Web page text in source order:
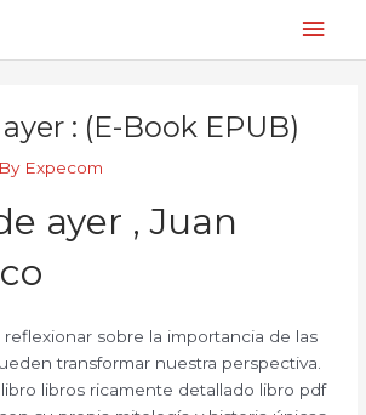
: (E-Book EPUB)
Expecom
ayer , Juan
sobre la importancia de las
transformar nuestra perspectiva.
libros ricamente detallado libro pdf